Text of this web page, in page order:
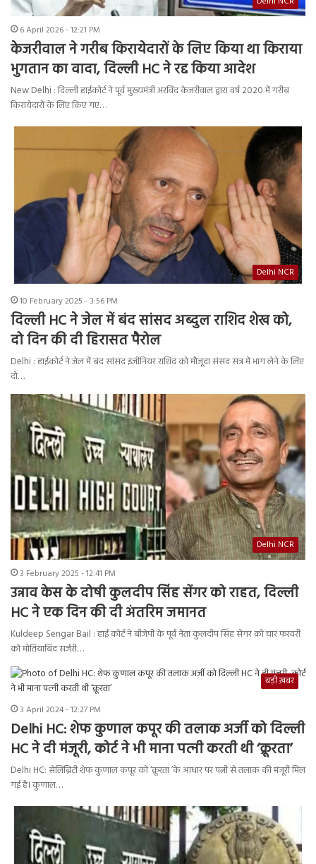
6 April 2026 - 12:21 PM
केजरीवाल ने गरीब किरायेदारों के लिए किया था किराया
भुगतान का वादा, दिल्ली HC ने रद्द किया आदेश
New Delhi : दिल्ली हाईकोर्ट ने पूर्व मुख्यमंत्री अरविंद केजरीवाल द्वारा वर्ष 2020 में गरीब
किरायेदारों के लिए किए गए…
Delhi NCR
10 February 2025 - 3:56 PM
दिल्ली HC ने जेल में बंद सांसद अब्दुल राशिद शेख को,
दो दिन की दी हिरासत पैरोल
Delhi : हाईकोर्ट ने जेल में बंद सांसद इंजीनियर राशिद को मौजूदा संसद सत्र में भाग लेने के लिए
दो…
Delhi NCR
3 February 2025 - 12:41 PM
उन्नाव केस के दोषी कुलदीप सिंह सेंगर को राहत, दिल्ली
HC ने एक दिन की दी अंतरिम जमानत
Kuldeep Sengar Bail : हाई कोर्ट ने बीजेपी के पूर्व नेता कुलदीप सिंह सेंगर को चार फरवरी
को मोतियाबिंद सर्जरी…
बड़ी ख़बर
3 April 2024 - 12:27 PM
Delhi HC: शेफ कुणाल कपूर की तलाक अर्जी को दिल्ली
HC ने दी मंजूरी, कोर्ट ने भी माना पत्‍नी करती थी ‘क्रूरता’
Delhi HC: सेलिब्रिटी शेफ कुणाल कपूर को ‘क्रूरता ’के आधार पर पत्नी से तलाक की मंजूरी मिल
गई है। कुणाल…